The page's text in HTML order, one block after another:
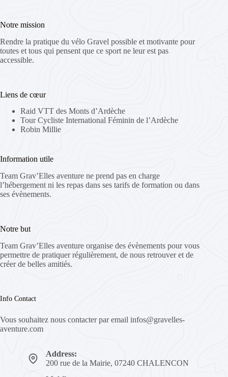
Notre mission
Rendre la pratique du vélo Gravel possible et motivante pour
toutes et tous qui pensent que ce sport ne leur est pas
accessible.
Liens de cœur
Raid VTT des Monts d’Ardèche
Tour Cycliste International Féminin de l’Ardèche
Robin Millie
Information utile
Team Grav’Elles aventure ne prend pas en charge
l’hébergement ni les repas dans ses tarifs de formation ou dans
ses évènements.
Notre but
Team Grav’Elles aventure organise des évènements pour vous
permettre de pratiquer régulièrement, de nous retrouver et de
créer de belles amitiés.
Info Contact
Vous souhaitez nous contacter par email infos@gravelles-
aventure.com
Address:
200 rue de la Mairie, 07240 CHALENCON